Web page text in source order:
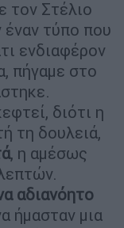
τον Στέλιο
έναν τύπο που
ενδιαφέρον
πήγαμε στο
διότι η
τη δουλειά,
, η αμέσως
αδιανόητο
ήμασταν μια